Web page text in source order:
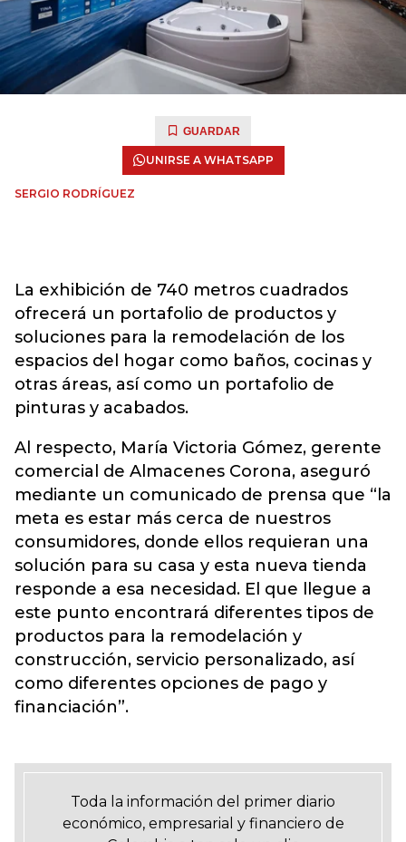
GUARDAR
UNIRSE A WHATSAPP
SERGIO RODRÍGUEZ
La exhibición de 740 metros cuadrados
ofrecerá un portafolio de productos y
soluciones para la remodelación de los
espacios del hogar como baños, cocinas y
otras áreas, así como un portafolio de
pinturas y acabados.
Al respecto, María Victoria Gómez, gerente
comercial de Almacenes Corona, aseguró
mediante un comunicado de prensa que “la
meta es estar más cerca de nuestros
consumidores, donde ellos requieran una
solución para su casa y esta nueva tienda
responde a esa necesidad. El que llegue a
este punto encontrará diferentes tipos de
productos para la remodelación y
construcción, servicio personalizado, así
como diferentes opciones de pago y
financiación”.
Toda la información del primer diario
económico, empresarial y financiero de